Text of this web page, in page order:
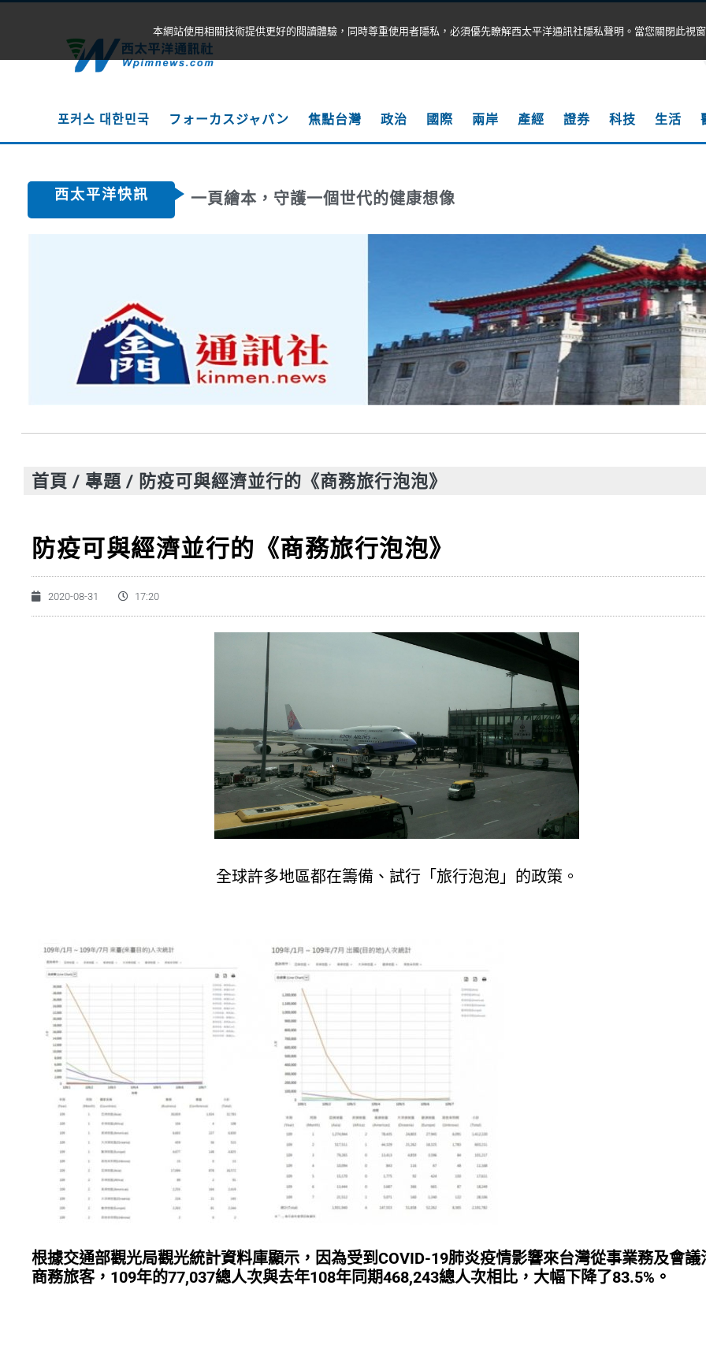
포커스 대한민국 フォーカスジャパン 焦點台灣 政治 國際 兩岸 產經 證券 科技 生活
西太平洋快訊 一頁繪本，守護一個世代的健康想像
首頁 / 專題 / 防疫可與經濟並行的《商務旅行泡泡》
防疫可與經濟並行的《商務旅行泡泡》
2020-08-31 17:20
全球許多地區都在籌備、試行「旅行泡泡」的政策。
根據交通部觀光局觀光統計資料庫顯示，因為受到COVID-19肺炎疫情影響來台灣從事業務及會議
商務旅客，109年的77,037總人次與去年108年同期468,243總人次相比，大幅下降了83.5%。
本網站使用相關技術提供更好的閱讀體驗，同時尊重使用者隱私，必須優先瞭解西太平洋通訊社隱私聲明。當您關閉此視